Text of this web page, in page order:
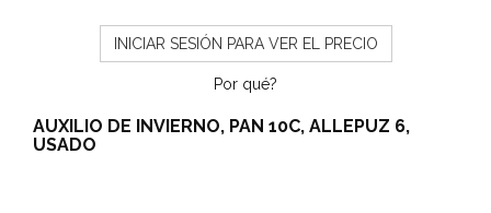
INICIAR SESIÓN PARA VER EL PRECIO
Por qué?
AUXILIO DE INVIERNO, PAN 10C, ALLEPUZ 6,
USADO